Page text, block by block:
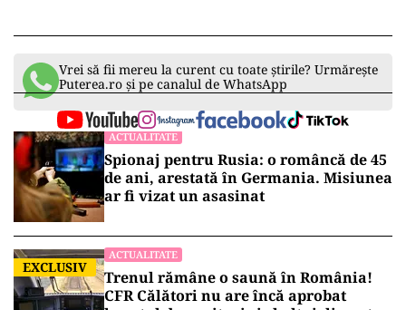
Vrei să fii mereu la curent cu toate știrile? Urmărește
Puterea.ro și pe canalul de WhatsApp
ACTUALITATE
Spionaj pentru Rusia: o româncă de 45
de ani, arestată în Germania. Misiunea
ar fi vizat un asasinat
EXCLUSIV
ACTUALITATE
Trenul rămâne o saună în România!
CFR Călători nu are încă aprobat